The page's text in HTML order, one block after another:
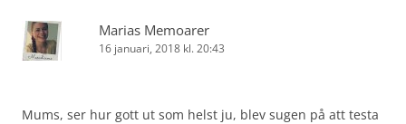
Marias Memoarer
16 januari, 2018 kl. 20:43
Mums, ser hur gott ut som helst ju, blev sugen på att testa